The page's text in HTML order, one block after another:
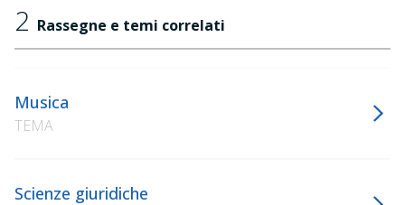
2 Rassegne e temi correlati
Musica
TEMA
Scienze giuridiche